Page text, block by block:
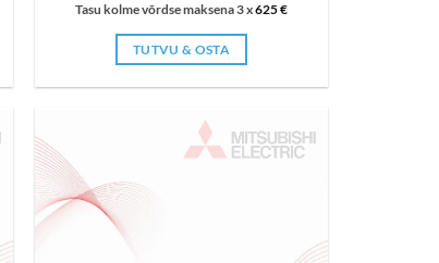
Tasu kolme võrdse maksena 3 x625€
TUTVU & OSTA